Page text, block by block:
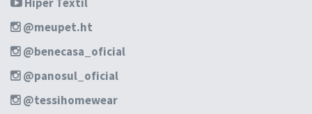
@meupet.ht
@benecasa_oficial
@panosul_oficial
@tessihomewear